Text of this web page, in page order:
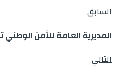
السابق
المديرية العامة للأمن الوطني تخصص مبلغ مالي استثنائي ل
التالي